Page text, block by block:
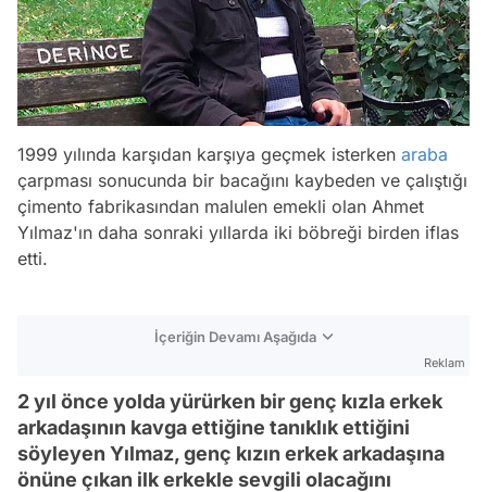
1999 yılında karşıdan karşıya geçmek isterken araba
çarpması sonucunda bir bacağını kaybeden ve çalıştığı
çimento fabrikasından malulen emekli olan Ahmet
Yılmaz'ın daha sonraki yıllarda iki böbreği birden iflas
etti.
İçeriğin Devamı Aşağıda
Reklam
2 yıl önce yolda yürürken bir genç kızla erkek
arkadaşının kavga ettiğine tanıklık ettiğini
söyleyen Yılmaz, genç kızın erkek arkadaşına
önüne çıkan ilk erkekle sevgili olacağını